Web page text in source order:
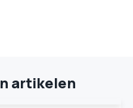
artikelen